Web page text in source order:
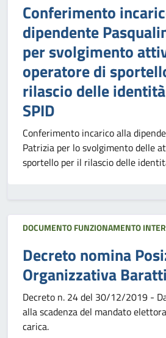
Conferimento
dipendente
per svolgimento
operatore di
rilascio delle
SPID
Conferimento incarico alla
Patrizia per lo svolgimento delle
sportello per il rilascio delle
DOCUMENTO FUNZIONAMENTO
Decreto nomina
Organizzativa Baratti
Decreto n. 24 del 30/12/2019 -
alla scadenza del mandato
carica.